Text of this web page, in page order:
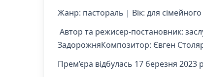
Жанр: пастораль | Вік: для
Автор та режисер-постановник:
ЗадорожняКомпозитор: Євген
Прем’єра відбулась 17 березня 2023